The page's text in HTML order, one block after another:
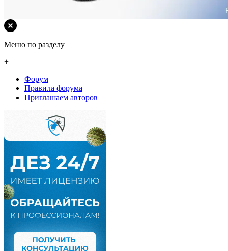
Меню по разделу
+
Форум
Правила форума
Приглашаем авторов